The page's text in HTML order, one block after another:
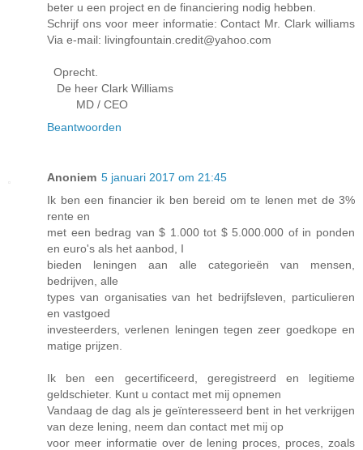
beter u een project en de financiering nodig hebben.
Schrijf ons voor meer informatie: Contact Mr. Clark williams
Via e-mail: livingfountain.credit@yahoo.com
Oprecht.
De heer Clark Williams
MD / CEO
Beantwoorden
Anoniem 5 januari 2017 om 21:45
Ik ben een financier ik ben bereid om te lenen met de 3%
rente en
met een bedrag van $ 1.000 tot $ 5.000.000 of in ponden
en euro's als het aanbod, I
bieden leningen aan alle categorieën van mensen,
bedrijven, alle
types van organisaties van het bedrijfsleven, particulieren
en vastgoed
investeerders, verlenen leningen tegen zeer goedkope en
matige prijzen.
Ik ben een gecertificeerd, geregistreerd en legitieme
geldschieter. Kunt u contact met mij opnemen
Vandaag de dag als je geïnteresseerd bent in het verkrijgen
van deze lening, neem dan contact met mij op
voor meer informatie over de lening proces, proces, zoals